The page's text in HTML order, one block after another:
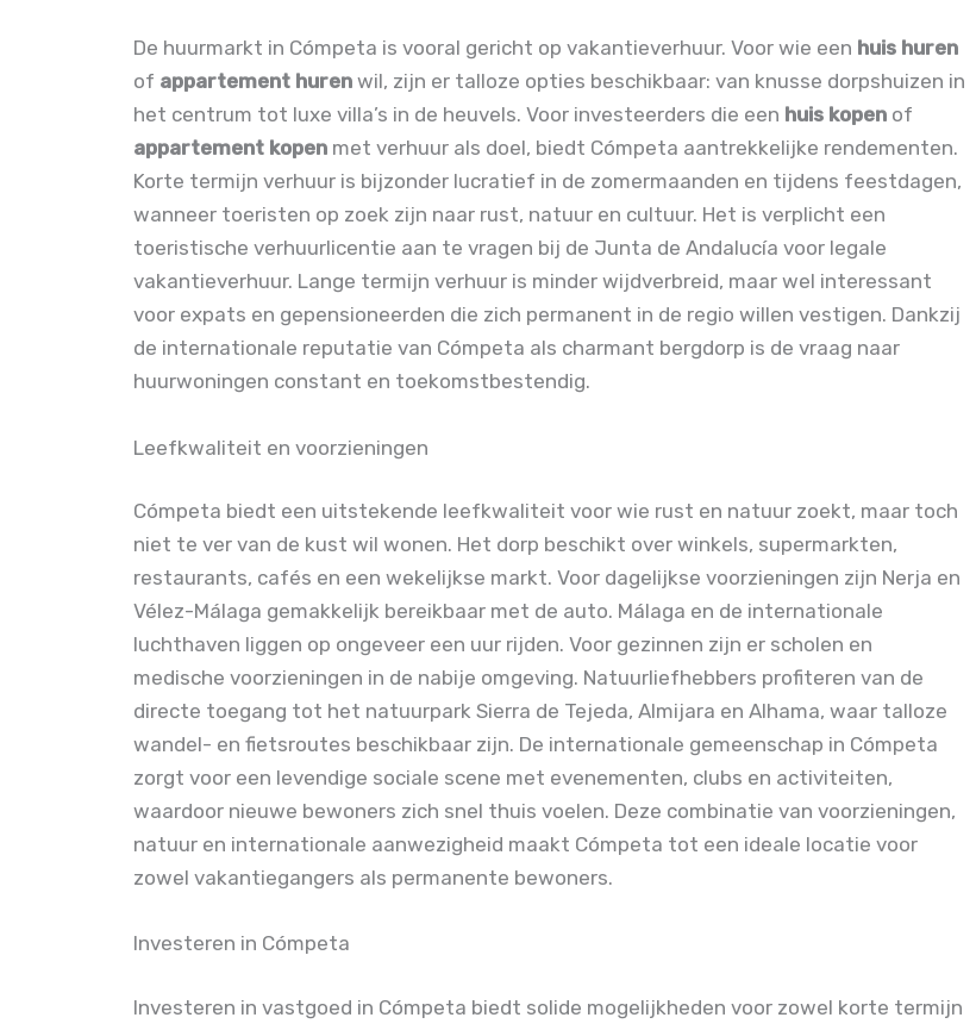
De huurmarkt in Cómpeta is vooral gericht op vakantieverhuur. Voor wie een huis huren
of appartement huren wil, zijn er talloze opties beschikbaar: van knusse dorpshuizen in
het centrum tot luxe villa’s in de heuvels. Voor investeerders die een huis kopen of
appartement kopen met verhuur als doel, biedt Cómpeta aantrekkelijke rendementen.
Korte termijn verhuur is bijzonder lucratief in de zomermaanden en tijdens feestdagen,
wanneer toeristen op zoek zijn naar rust, natuur en cultuur. Het is verplicht een
toeristische verhuurlicentie aan te vragen bij de Junta de Andalucía voor legale
vakantieverhuur. Lange termijn verhuur is minder wijdverbreid, maar wel interessant
voor expats en gepensioneerden die zich permanent in de regio willen vestigen. Dankzij
de internationale reputatie van Cómpeta als charmant bergdorp is de vraag naar
huurwoningen constant en toekomstbestendig.
Leefkwaliteit en voorzieningen
Cómpeta biedt een uitstekende leefkwaliteit voor wie rust en natuur zoekt, maar toch
niet te ver van de kust wil wonen. Het dorp beschikt over winkels, supermarkten,
restaurants, cafés en een wekelijkse markt. Voor dagelijkse voorzieningen zijn Nerja en
Vélez-Málaga gemakkelijk bereikbaar met de auto. Málaga en de internationale
luchthaven liggen op ongeveer een uur rijden. Voor gezinnen zijn er scholen en
medische voorzieningen in de nabije omgeving. Natuurliefhebbers profiteren van de
directe toegang tot het natuurpark Sierra de Tejeda, Almijara en Alhama, waar talloze
wandel- en fietsroutes beschikbaar zijn. De internationale gemeenschap in Cómpeta
zorgt voor een levendige sociale scene met evenementen, clubs en activiteiten,
waardoor nieuwe bewoners zich snel thuis voelen. Deze combinatie van voorzieningen,
natuur en internationale aanwezigheid maakt Cómpeta tot een ideale locatie voor
zowel vakantiegangers als permanente bewoners.
Investeren in Cómpeta
Investeren in vastgoed in Cómpeta biedt solide mogelijkheden voor zowel korte termijn